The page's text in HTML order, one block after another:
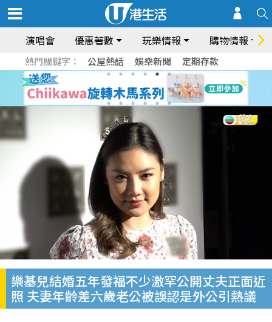
演唱會 優惠著數 玩樂情報 購物情報
熱門關鍵字： 公屋熱話 娛樂新聞 定期存款
樂基兒結婚五年發福不少激罕公開丈夫正面近
照 夫妻年齡差六歲老公被誤認是外公引熱議